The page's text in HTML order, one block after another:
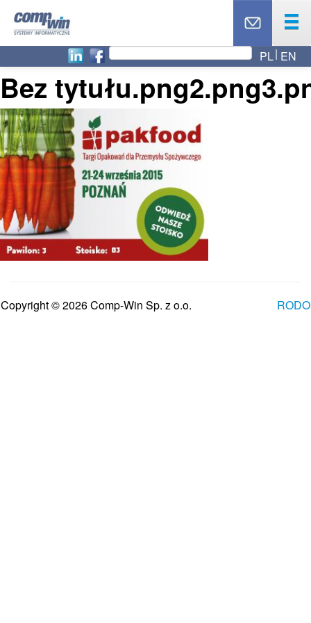
PRODUKTY
USŁUGI
PARTNERZY
CASE STUDY
AKTUALNOŚCI
RODO
O NAS
BLOG
PL EN
Bez
Copyright © 2026 Comp-Win Sp. z o.o. RODO